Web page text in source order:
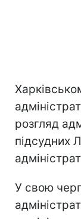
розгляд
підсудних
У свою